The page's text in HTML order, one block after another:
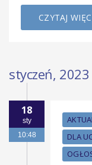
CZYTAJ
styczeń, 2023
18
sty
10:48
DLA